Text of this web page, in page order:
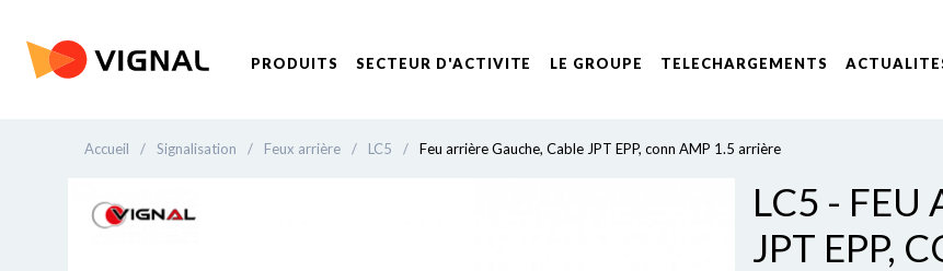
PRODUITS SECTEUR D'ACTIVITE LE GROUPE TELECHARGEMENTS
Accueil / Signalisation / Feux arrière / LC5 / Feu arrière Gauche, Cable JPT EPP, conn AMP 1.5 arrière
LC5 - FEU
JPT EPP,